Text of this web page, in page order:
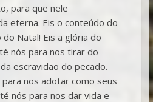
para que nele
eterna. Eis o conteúdo do
Natal! Eis a glória do
nós para nos tirar do
escravidão do pecado.
nos adotar como seus
nós para nos dar vida e